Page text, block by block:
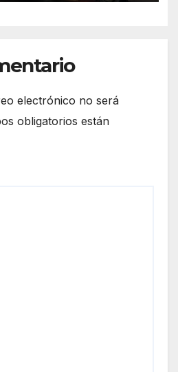
electrónico no será
obligatorios están